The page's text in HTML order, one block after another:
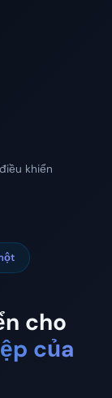
khiển
cho
của